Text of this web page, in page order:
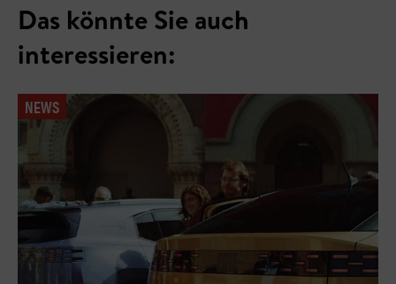
Das könnte Sie auch
interessieren:
NEWS